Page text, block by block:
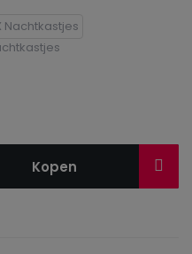
Kopen